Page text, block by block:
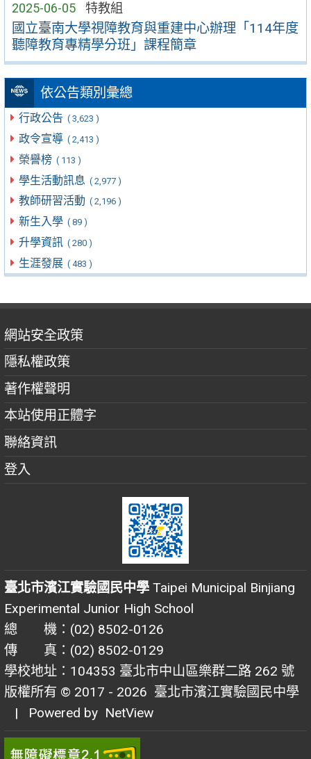
2025-06-05 特教組
國立臺南大學視障教育與重建中心辦理「114年度
聽障教育專精學分班」課程簡章
依公告類別彙總
行政公告 ( 3,623 )
政令宣導 ( 2,413 )
榮譽榜 ( 113 )
學生活動訊息 ( 2,977 )
教師研習活動 ( 2,196 )
新生入學 ( 89 )
升學資訊 ( 280 )
生涯發展 ( 483 )
網站安全政策
隱私權政策
著作權聲明
本站使用正體字
聯絡資訊
登入
臺北市濱江實驗國民中學 Taipei Municipal Binjiang
Experimental Junior High School
總 機：(02) 8502-0126
傳 真：(02) 8502-0129
學校地址：104353 臺北市中山區樂群二路 262 號
版權所有 © 2017 - 2026 臺北市濱江實驗國民中學
| Powered by NetView